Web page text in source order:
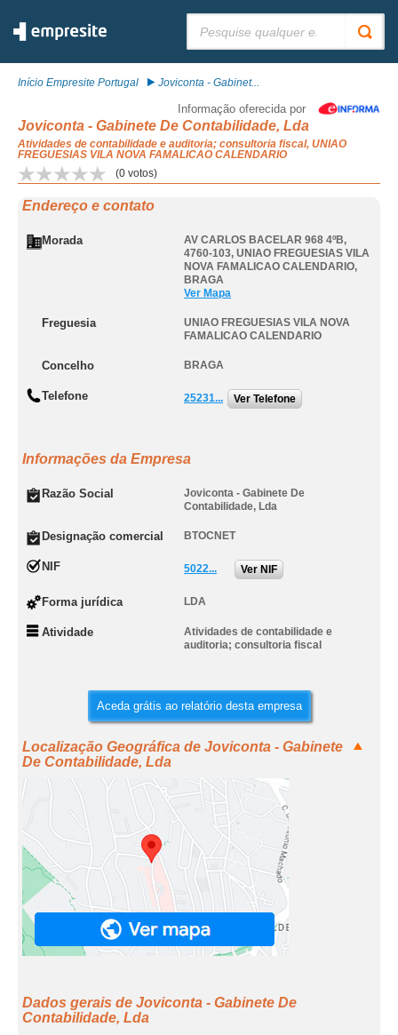
Início Empresite Portugal Joviconta - Gabinet...
Informação oferecida por
Joviconta - Gabinete De Contabilidade, Lda
Atividades de contabilidade e auditoria; consultoria fiscal, UNIAO
FREGUESIAS VILA NOVA FAMALICAO CALENDARIO
(0 votos)
Endereço e contato
Morada
AV CARLOS BACELAR 968 4ºB,
4760-103, UNIAO FREGUESIAS VILA
NOVA FAMALICAO CALENDARIO,
BRAGA
Ver Mapa
Freguesia
UNIAO FREGUESIAS VILA NOVA
FAMALICAO CALENDARIO
Concelho BRAGA
Telefone 25231... Ver Telefone
Informações da Empresa
Razão Social
Joviconta - Gabinete De
Contabilidade, Lda
Designação comercial BTOCNET
NIF 5022... Ver NIF
Forma jurídica LDA
Atividade
Atividades de contabilidade e
auditoria; consultoria fiscal
Aceda grátis ao relatório desta empresa
Localização Geográfica de Joviconta - Gabinete
De Contabilidade, Lda
Dados gerais de Joviconta - Gabinete De
Contabilidade, Lda